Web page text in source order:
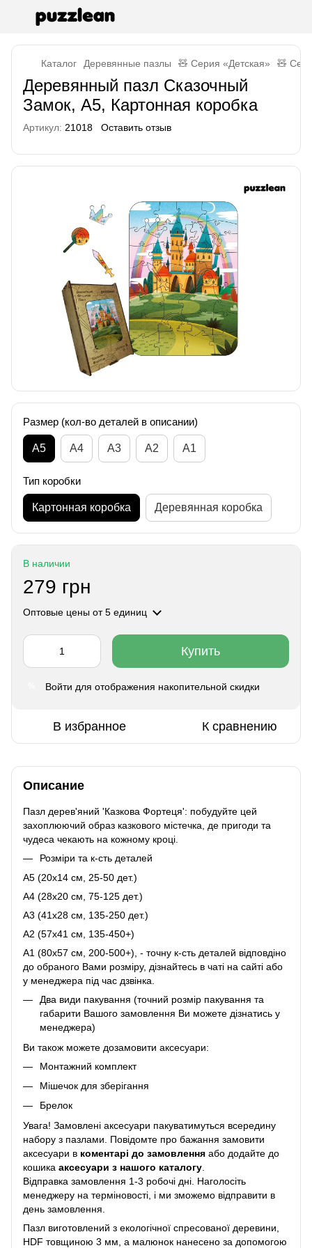
Каталог Деревянные пазлы 🧸 Серия «Детская» 🧸
Деревянный пазл Сказочный
Замок, А5, Картонная коробка
Артикул: 21018 Оставить отзыв
Размер (кол-во деталей в описании)
А5 А4 A3 A2 A1
Тип коробки
Картонная коробка Деревянная коробка
В наличии
279 грн
Оптовые цены от 5 единиц
Купить
Войти для отображения накопительной скидки
В избранное К сравнению
Описание
Пазл дерев'яний 'Казкова Фортеця': побудуйте цей
захоплюючий образ казкового містечка, де пригоди та
чудеса чекають на кожному кроці.
Розміри та к-сть деталей
A5 (20х14 см, 25-50 дет.)
A4 (28x20 см, 75-125 дет.)
A3 (41х28 см, 135-250 дет.)
A2 (57х41 см, 135-450+)
A1 (80х57 см, 200-500+), - точну к-сть деталей відповдіно
до обраного Вами розміру, дізнайтесь в чаті на сайті або
у менеджера під час дзвінка.
Два види пакування (точний розмір пакування та
габарити Вашого замовлення Ви можете дізнатись у
менеджера)
Ви також можете дозамовити аксесуари:
Монтажний комплект
Мішечок для зберігання
Брелок
Увага! Замовлені аксесуари пакуватимуться всередину
набору з пазлами. Повідомте про бажання замовити
аксесуари в коментарі до замовлення або додайте до
кошика аксесуари з нашого каталогу
Відправка замовлення 1-3 робочі дні. Наголосіть
менеджеру на терміновості, і ми зможемо відправити в
день замовлення.
Пазл виготовлений з екологічної спресованої деревини,
HDF товщиною 3 мм, а малюнок нанесено за допомогою